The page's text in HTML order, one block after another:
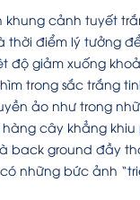
khung cảnh tuyết
thời điểm lý tưởng
độ giảm xuống
trong sắc trắng
ảo như trong
hàng cây khẳng
back ground đầy
những bức ảnh